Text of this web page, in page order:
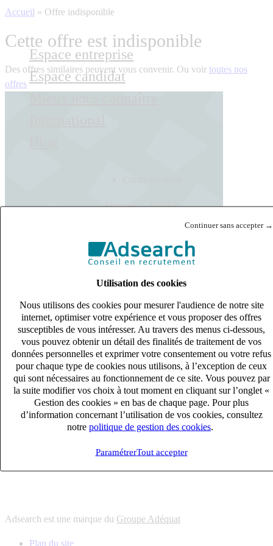
Continuer sans accepter →
Utilisation des cookies
Nous utilisons des cookies pour mesurer l'audience de notre site
internet, optimiser votre expérience et vous proposer des offres
susceptibles de vous intéresser. Au travers des menus ci-dessous,
vous pouvez obtenir un détail des finalités de traitement de vos
données personnelles et exprimer votre consentement ou votre refus
pour chaque type de cookies nous utilisons, à l’exception de ceux
qui sont nécessaires au fonctionnement de ce site. Vous pouvez par
la suite modifier vos choix à tout moment en cliquant sur l’onglet «
Gestion des cookies » en bas de chaque page. Pour plus
d’information concernant l’utilisation de vos cookies, consultez
notre politique de gestion des cookies
ParamétrerTout accepter
Espace entreprise
Espace candidat
Français English
Accueil » Offre indisponible
Cette offre est indisponible
Des offres similaires peuvent vous convenir. Ou voir toutes nos
offres
s'adapter à vos besoin en recrutement
10 univers
connaître votre secteur et ses enjeux
12 bureaux en France
proximité avec nos clients et nos talents
6 solutions
s'adapter à vos besoin en recrutement
10 univers
connaître votre secteur et ses enjeux
proximité avec nos clients et nos talents
Adsearch est une marque du Groupe Adéquat
Plan du site